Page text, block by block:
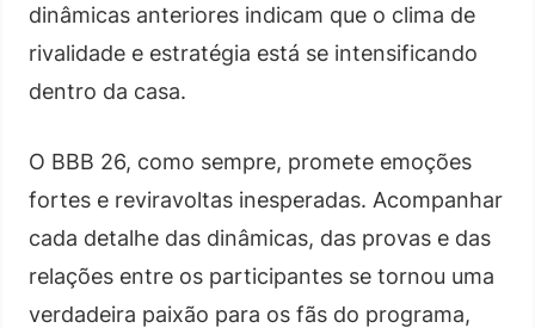
dinâmicas anteriores indicam que o clima de
rivalidade e estratégia está se intensificando
dentro da casa.
O BBB 26, como sempre, promete emoções
fortes e reviravoltas inesperadas. Acompanhar
cada detalhe das dinâmicas, das provas e das
relações entre os participantes se tornou uma
verdadeira paixão para os fãs do programa,